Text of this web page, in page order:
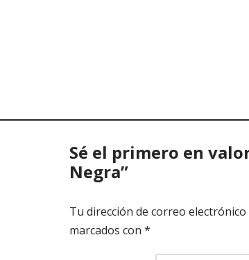
Sé el primero en
Negra”
Tu dirección de correo
marcados con *